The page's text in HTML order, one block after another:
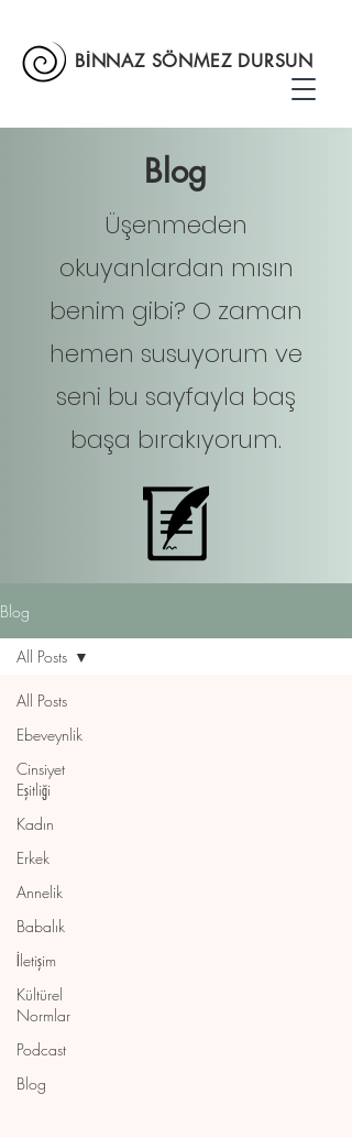
BİNNAZ SÖNMEZ DURSUN
Blog
Üşenmeden
okuyanlardan mısın
benim gibi? O zaman
hemen susuyorum ve
seni bu sayfayla baş
başa bırakıyorum.
Blog
All Posts
Ebeveynlik
Cinsiyet
Eşitliği
Kadın
Erkek
Annelik
Babalık
İletişim
Kültürel
Normlar
Podcast
Blog
All Posts